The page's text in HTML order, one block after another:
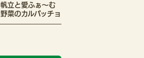
帆立と愛ふぁ〜む
野菜のカルパッチョ